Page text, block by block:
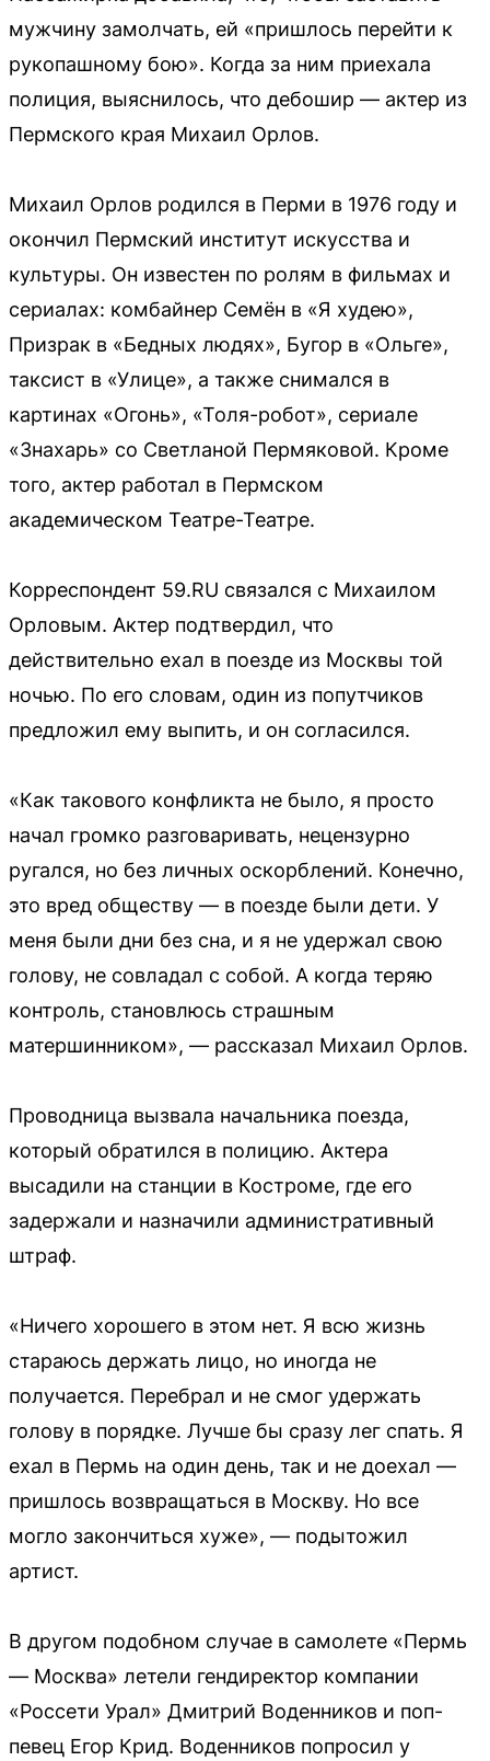
мужчину замолчать, ей «пришлось перейти к
рукопашному бою». Когда за ним приехала
полиция, выяснилось, что дебошир — актер из
Пермского края Михаил Орлов.
Михаил Орлов родился в Перми в 1976 году и
окончил Пермский институт искусства и
культуры. Он известен по ролям в фильмах и
сериалах: комбайнер Семён в «Я худею»,
Призрак в «Бедных людях», Бугор в «Ольге»,
таксист в «Улице», а также снимался в
картинах «Огонь», «Толя-робот», сериале
«Знахарь» со Светланой Пермяковой. Кроме
того, актер работал в Пермском
академическом Театре-Театре.
Корреспондент 59.RU связался с Михаилом
Орловым. Актер подтвердил, что
действительно ехал в поезде из Москвы той
ночью. По его словам, один из попутчиков
предложил ему выпить, и он согласился.
«Как такового конфликта не было, я просто
начал громко разговаривать, нецензурно
ругался, но без личных оскорблений. Конечно,
это вред обществу — в поезде были дети. У
меня были дни без сна, и я не удержал свою
голову, не совладал с собой. А когда теряю
контроль, становлюсь страшным
матершинником», — рассказал Михаил Орлов.
Проводница вызвала начальника поезда,
который обратился в полицию. Актера
высадили на станции в Костроме, где его
задержали и назначили административный
штраф.
«Ничего хорошего в этом нет. Я всю жизнь
стараюсь держать лицо, но иногда не
получается. Перебрал и не смог удержать
голову в порядке. Лучше бы сразу лег спать. Я
ехал в Пермь на один день, так и не доехал —
пришлось возвращаться в Москву. Но все
могло закончиться хуже», — подытожил
артист.
В другом подобном случае в самолете «Пермь
— Москва» летели гендиректор компании
«Россети Урал» Дмитрий Воденников и поп-
певец Егор Крид. Воденников попросил у